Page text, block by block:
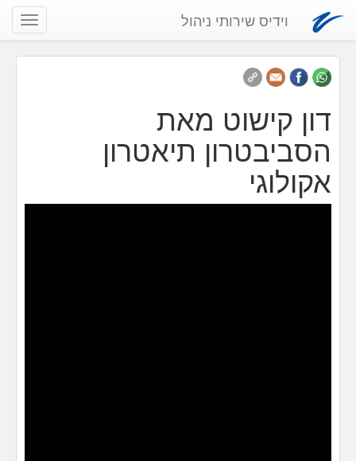
שנה
וידיס שירותי ניהול
דון קישוט מאת
הסביבטרון תיאטרון
אקולוגי